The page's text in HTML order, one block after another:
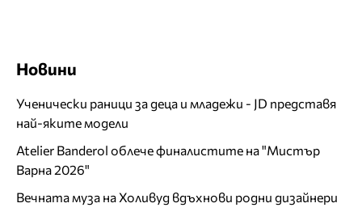
Новини
Ученически раници за деца и младежи - JD представя
най-яките модели
Atelier Banderol облече финалистите на "Мистър
Варна 2026"
Вечната муза на Холивуд вдъхнови родни дизайнери